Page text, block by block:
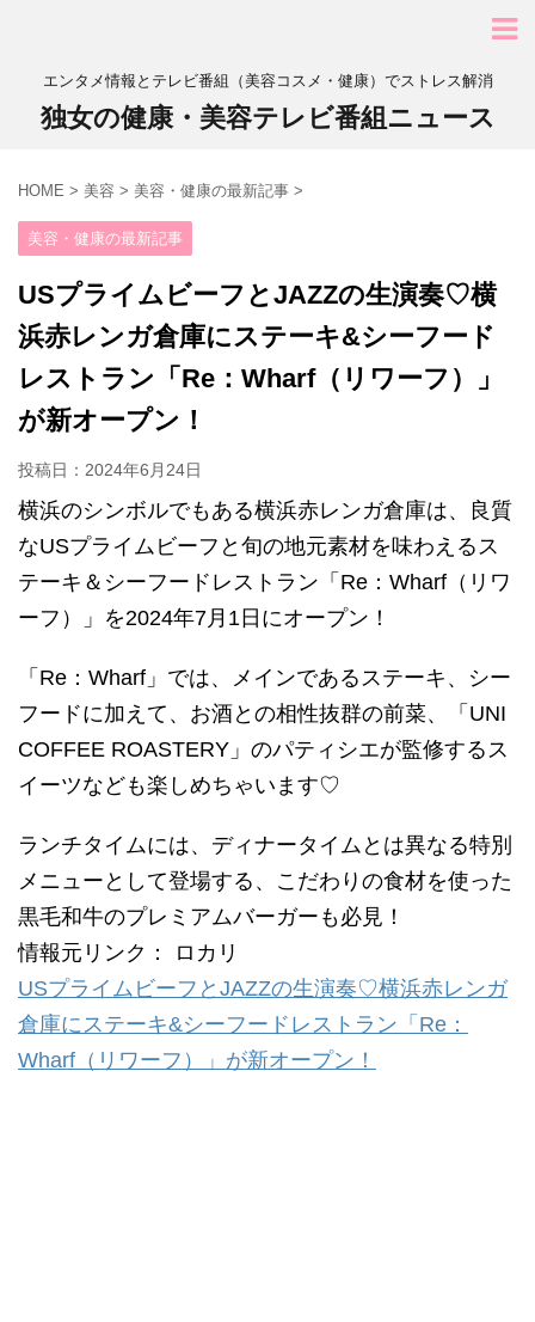
エンタメ情報とテレビ番組（美容コスメ・健康）でストレス解消
独女の健康・美容テレビ番組ニュース
HOME > 美容 > 美容・健康の最新記事 >
美容・健康の最新記事
USプライムビーフとJAZZの生演奏♡横
浜赤レンガ倉庫にステーキ&シーフード
レストラン「Re：Wharf（リワーフ）」
が新オープン！
投稿日： 2024年6月24日
横浜のシンボルでもある横浜赤レンガ倉庫は、良質
なUSプライムビーフと旬の地元素材を味わえるス
テーキ＆シーフードレストラン「Re：Wharf（リワ
ーフ）」を2024年7月1日にオープン！
「Re：Wharf」では、メインであるステーキ、シー
フードに加えて、お酒との相性抜群の前菜、「UNI
COFFEE ROASTERY」のパティシエが監修するス
イーツなども楽しめちゃいます♡
ランチタイムには、ディナータイムとは異なる特別
メニューとして登場する、こだわりの食材を使った
黒毛和牛のプレミアムバーガーも必見！
情報元リンク： ロカリ
USプライムビーフとJAZZの生演奏♡横浜赤レンガ
倉庫にステーキ&シーフードレストラン「Re：
Wharf（リワーフ）」が新オープン！